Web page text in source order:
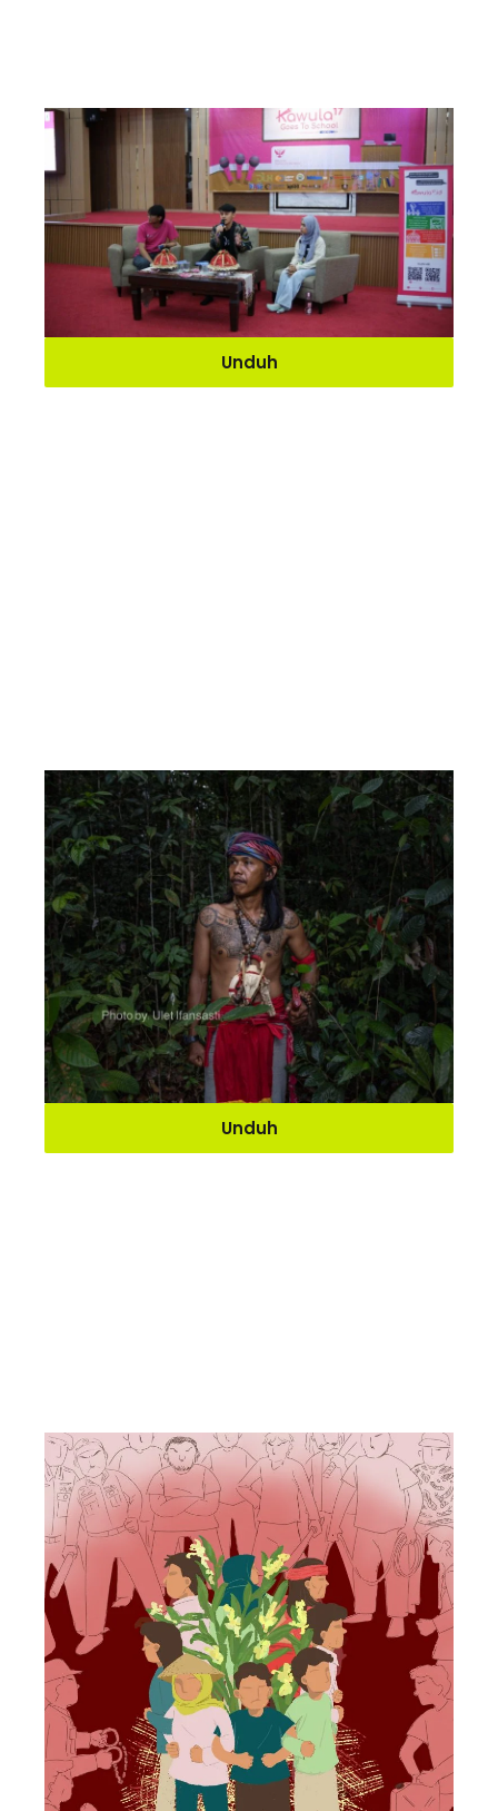
Unduh
Unduh